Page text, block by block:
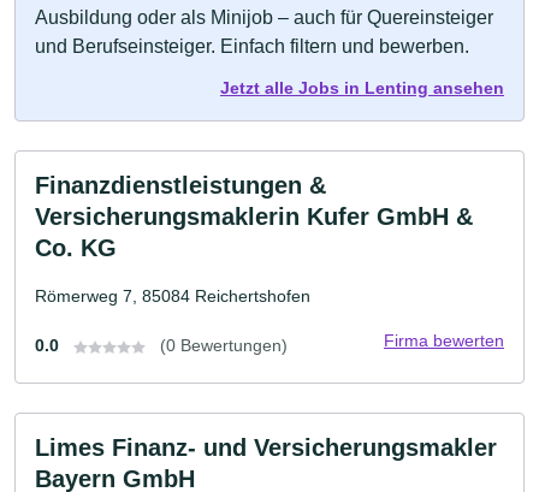
Ausbildung oder als Minijob – auch für Quereinsteiger
und Berufseinsteiger. Einfach filtern und bewerben.
Jetzt alle Jobs in Lenting ansehen
Finanzdienstleistungen &
Versicherungsmaklerin Kufer GmbH &
Co. KG
Römerweg 7, 85084 Reichertshofen
0.0 (0 Bewertungen) Firma bewerten
Limes Finanz- und Versicherungsmakler
Bayern GmbH